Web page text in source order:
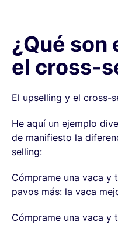
¿Qué son
el cross-
El upselling y el cross-
He aquí un ejemplo
de manifiesto la
selling:
Cómprame una vaca y
pavos más: la vaca
Cómprame una vaca y